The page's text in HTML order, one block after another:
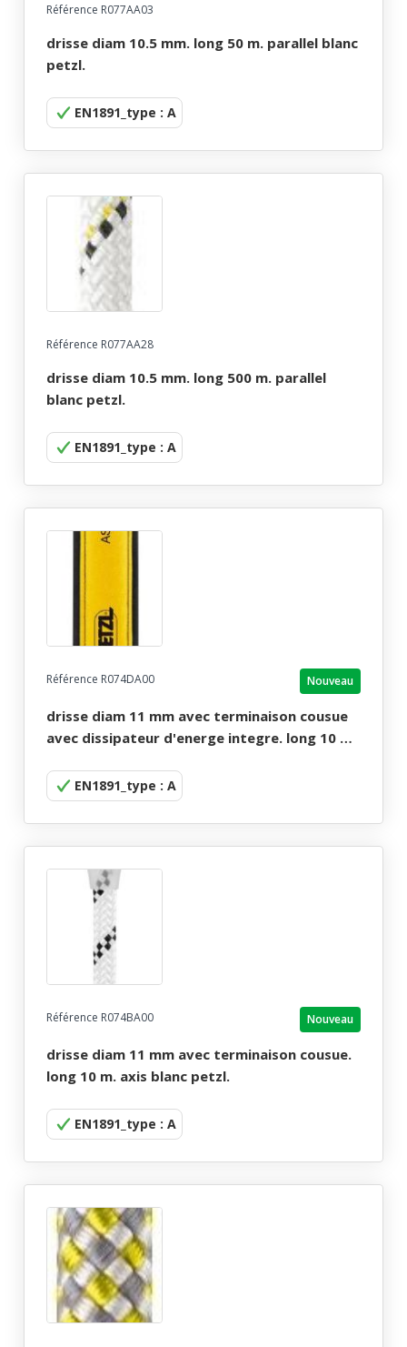
Référence R077AA03
drisse diam 10.5 mm. long 50 m. parallel blanc
petzl.
EN1891_type : A
Référence R077AA28
drisse diam 10.5 mm. long 500 m. parallel
blanc petzl.
EN1891_type : A
Référence R074DA00 Nouveau
drisse diam 11 mm avec terminaison cousue
avec dissipateur d'energe integre. long 10 m.
EN1891_type : A
Référence R074BA00 Nouveau
drisse diam 11 mm avec terminaison cousue.
long 10 m. axis blanc petzl.
EN1891_type : A